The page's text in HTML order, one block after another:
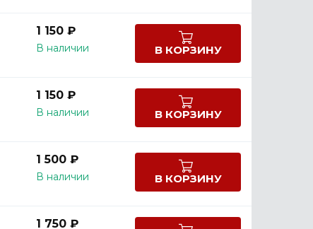
1 150 ₽
В наличии В КОРЗИНУ
1 150 ₽
В наличии В КОРЗИНУ
1 500 ₽
В наличии В КОРЗИНУ
1 750 ₽